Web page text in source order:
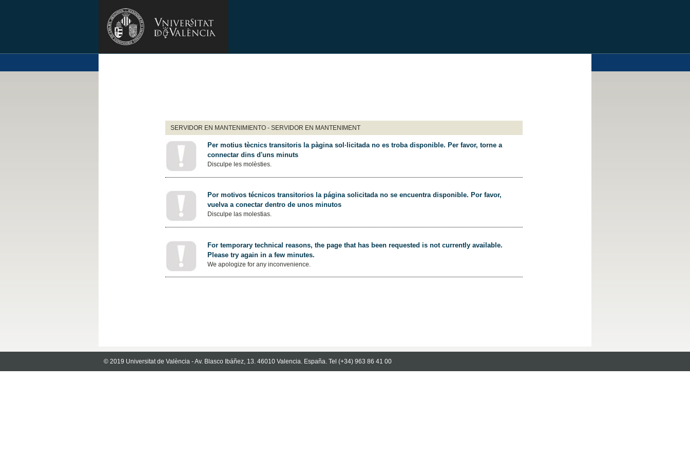
SERVIDOR EN MANTENIMIENTO - SERVIDOR EN MANTENIMENT
Per motius tècnics transitoris la pàgina sol·licitada no es troba disponible. Per favor, torne a
connectar dins d'uns minuts
Disculpe les molèsties.
Por motivos técnicos transitorios la página solicitada no se encuentra disponible. Por favor,
vuelva a conectar dentro de unos minutos
Disculpe las molestias.
For temporary technical reasons, the page that has been requested is not currently available.
Please try again in a few minutes.
We apologize for any inconvenience.
© 2019 Universitat de València - Av. Blasco Ibáñez, 13. 46010 Valencia. España. Tel (+34) 963 86 41 00